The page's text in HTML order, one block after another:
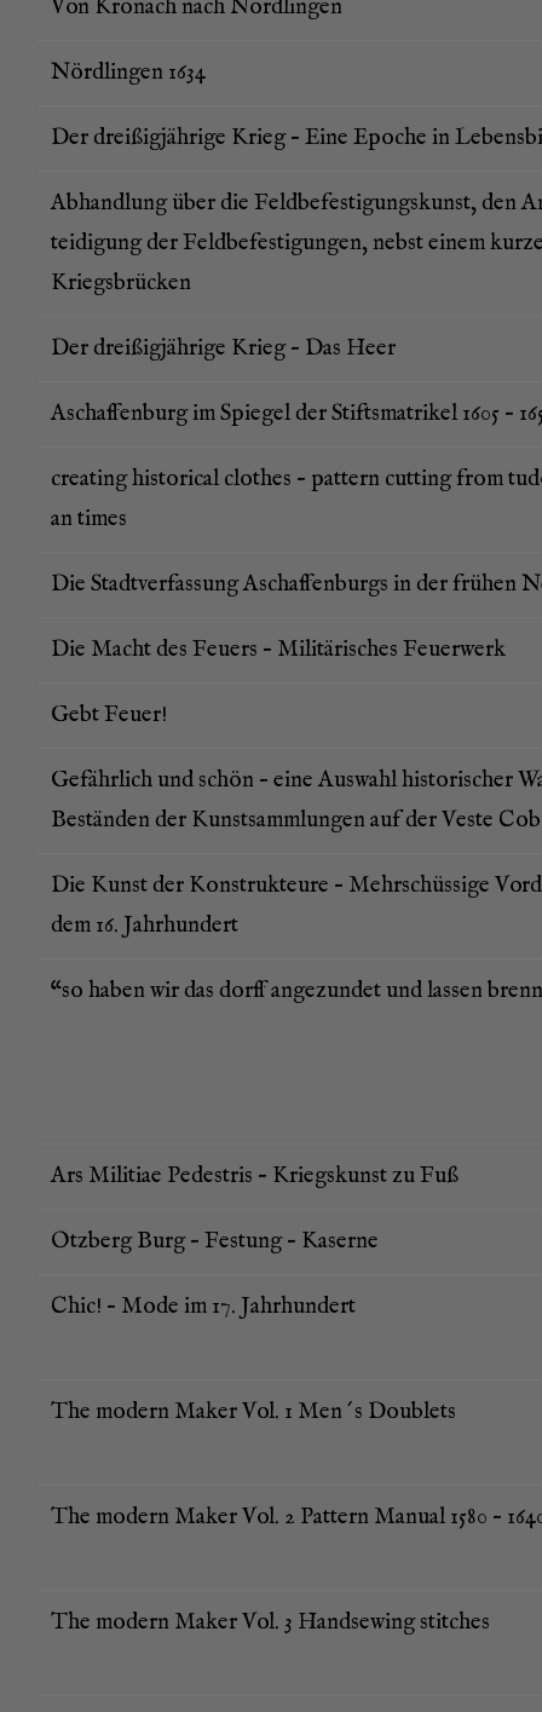
Von Kro­nach nach Nördlingen
Nörd­lin­gen 1634
Der drei­ßig­jäh­ri­ge Krieg – Eine Epo­che in
Abhand­lung über die Feld­be­fes­ti­gungs­kunst, den
tei­di­gung der Feld­be­fes­ti­gun­gen, nebst einem
Kriegsbrücken
Der drei­ßig­jäh­ri­ge Krieg – Das Heer
Aschaf­fen­burg im Spie­gel der Stifts­ma­tri­kel 1605 –
crea­ting his­to­ri­cal clo­thes – pat­tern cut­ting from
an times
Die Stadt­ver­fas­sung Aschaf­fen­burgs in der frü­hen
Die Macht des Feu­ers – Mili­tä­ri­sches Feuerwerk
Gebt Feu­er!
Gefähr­lich und schön – eine Aus­wahl his­to­ri­scher
Bestän­den der Kunst­samm­lun­gen auf der Ves­te
Die Kunst der Kon­struk­teu­re – Mehr­schüs­si­ge
dem 16. Jahrhundert
“so haben wir das dorff ange­zun­det und las­sen
Ars Militiae Pede­stris – Kriegs­kunst zu Fuß
Otz­berg Burg – Fes­tung – Kaserne
Chic! – Mode im 17. Jahrhundert
The modern Maker Vol. 1 Men´s Doublets
The modern Maker Vol. 2 Pat­tern Manu­al 1580 –
The modern Maker Vol. 3 Hand­se­wing stitches